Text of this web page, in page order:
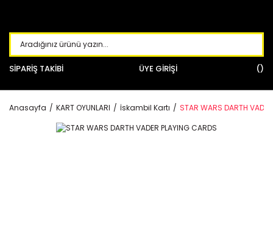
SİPARİŞ TAKİBİ ÜYE GİRİŞİ
Anasayfa KART OYUNLARI İskambil Kartı STAR WARS DARTH